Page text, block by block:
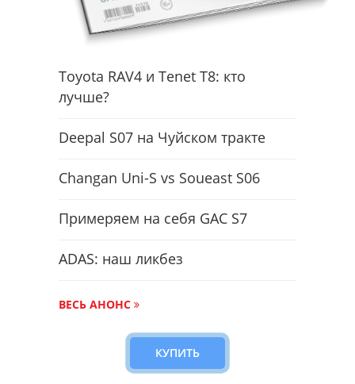
Toyota RAV4 и Tenet T8: кто
лучше?
Deepal S07 на Чуйском тракте
Changan Uni-S vs Soueast S06
Примеряем на себя GAC S7
ADAS: наш ликбез
ВЕСЬ АНОНС
КУПИТЬ